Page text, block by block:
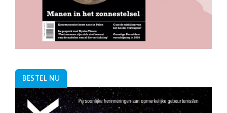
BESTEL NU